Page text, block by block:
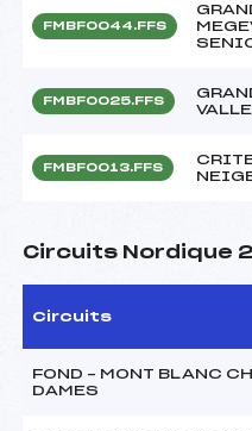
FMBF0044.FFS
FMBF0025.FFS
FMBF0013.FFS
Circuits Nordique
Circuits
FOND – MONT BLANC
DAMES